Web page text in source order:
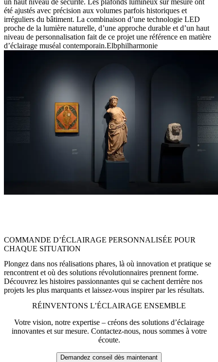
été ajustés avec précision aux volumes parfois historiques et
irréguliers du bâtiment. La combinaison d’une technologie LED
proche de la lumière naturelle, d’une approche durable et d’un haut
niveau de personnalisation fait de ce projet une référence en matière
d’éclairage muséal contemporain.Elbphilharmonie
COMMANDE D’ÉCLAIRAGE PERSONNALISÉE POUR
CHAQUE SITUATION
Plongez dans nos réalisations phares, là où innovation et pratique se
rencontrent et où des solutions révolutionnaires prennent forme.
Découvrez les histoires passionnantes qui se cachent derrière nos
projets les plus marquants et laissez-vous inspirer par les résultats.
RÉINVENTONS L’ÉCLAIRAGE ENSEMBLE
Votre vision, notre expertise – créons des solutions d’éclairage
innovantes et sur mesure. Contactez-nous, nous sommes à votre
écoute.
Demandez conseil dès maintenant